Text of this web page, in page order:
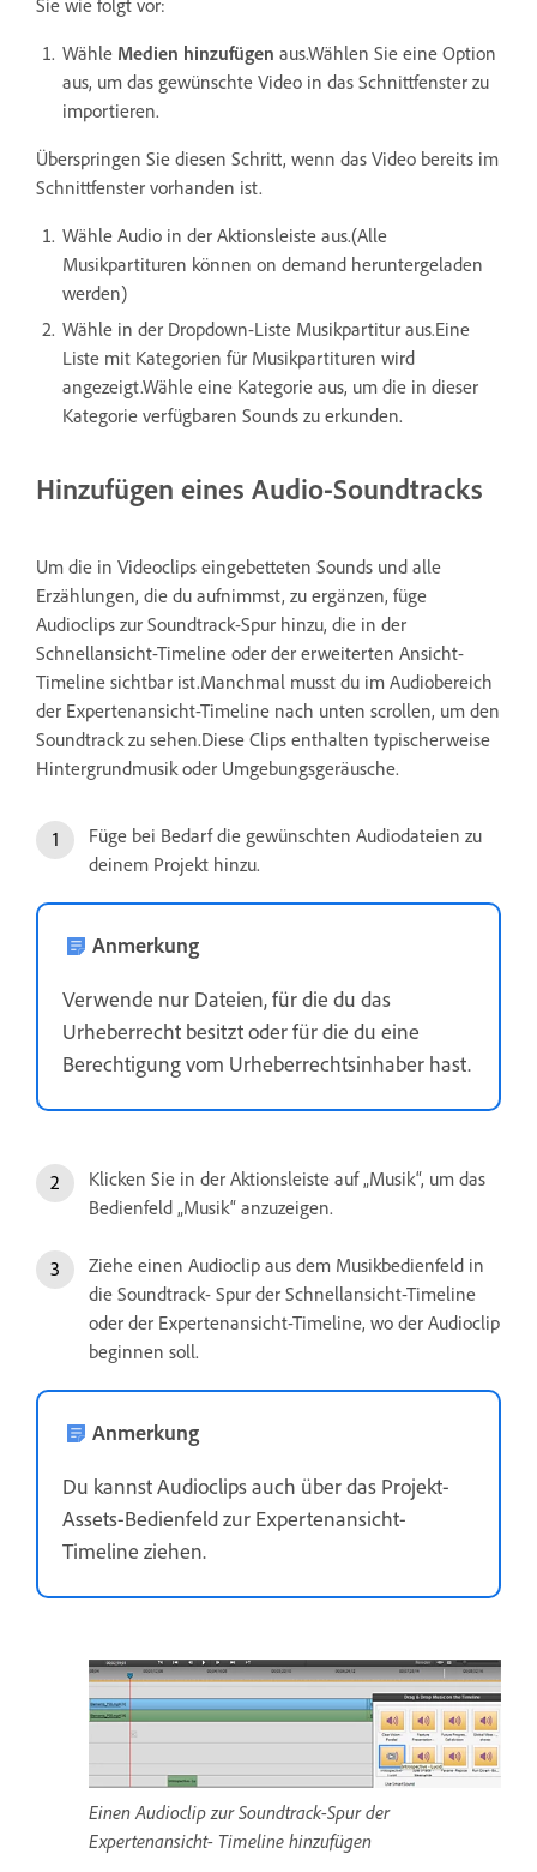
Wähle Medien hinzufügen aus.Wählen Sie eine Option
aus, um das gewünschte Video in das Schnittfenster zu
importieren.
Überspringen Sie diesen Schritt, wenn das Video bereits im
Schnittfenster vorhanden ist.
Wähle Audio in der Aktionsleiste aus.(Alle
Musikpartituren können on demand heruntergeladen
werden)
Wähle in der Dropdown-Liste Musikpartitur aus.Eine
Liste mit Kategorien für Musikpartituren wird
angezeigt.Wähle eine Kategorie aus, um die in dieser
Kategorie verfügbaren Sounds zu erkunden.
Hinzufügen eines Audio-Soundtracks
Um die in Videoclips eingebetteten Sounds und alle
Erzählungen, die du aufnimmst, zu ergänzen, füge
Audioclips zur Soundtrack-Spur hinzu, die in der
Schnellansicht-Timeline oder der erweiterten Ansicht-
Timeline sichtbar ist.Manchmal musst du im Audiobereich
der Expertenansicht-Timeline nach unten scrollen, um den
Soundtrack zu sehen.Diese Clips enthalten typischerweise
Hintergrundmusik oder Umgebungsgeräusche.
Füge bei Bedarf die gewünschten Audiodateien zu
deinem Projekt hinzu.
Anmerkung
Verwende nur Dateien, für die du das
Urheberrecht besitzt oder für die du eine
Berechtigung vom Urheberrechtsinhaber hast.
Klicken Sie in der Aktionsleiste auf „Musik“, um das
Bedienfeld „Musik“ anzuzeigen.
Ziehe einen Audioclip aus dem Musikbedienfeld in
die Soundtrack- Spur der Schnellansicht-Timeline
oder der Expertenansicht-Timeline, wo der Audioclip
beginnen soll.
Anmerkung
Du kannst Audioclips auch über das Projekt-
Assets-Bedienfeld zur Expertenansicht-
Timeline ziehen.
Einen Audioclip zur Soundtrack-Spur der
Expertenansicht- Timeline hinzufügen